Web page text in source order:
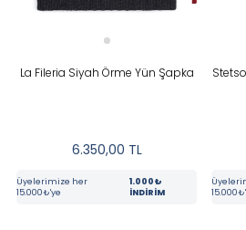
La Fileria Siyah Örme Yün Şapka
6.350,00 TL
Üyelerimize her
15.000₺'ye
1.000₺
İNDİRİM